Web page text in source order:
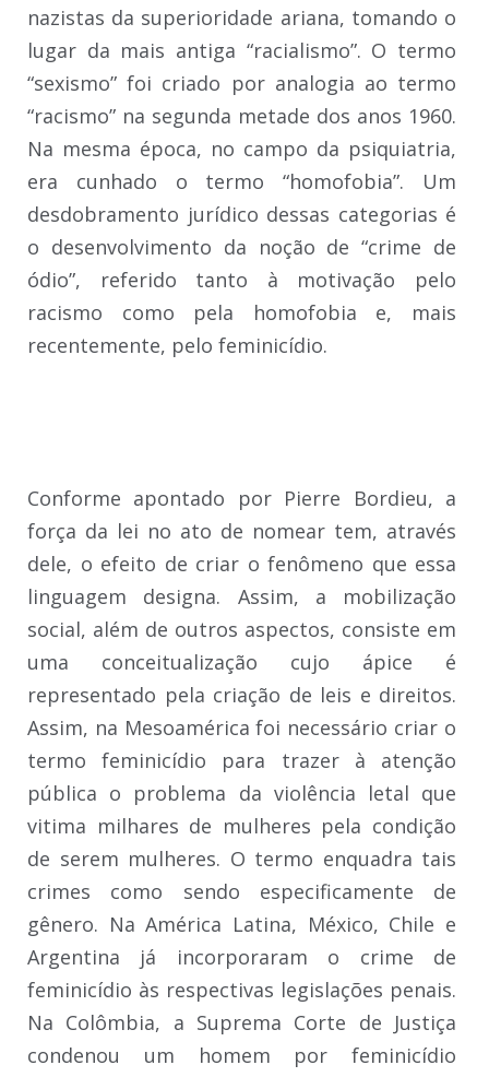
nazistas da superioridade ariana, tomando o
lugar da mais antiga “racialismo”. O termo
“sexismo” foi criado por analogia ao termo
“racismo” na segunda metade dos anos 1960.
Na mesma época, no campo da psiquiatria,
era cunhado o termo “homofobia”. Um
desdobramento jurídico dessas categorias é
o desenvolvimento da noção de “crime de
ódio”, referido tanto à motivação pelo
racismo como pela homofobia e, mais
recentemente, pelo feminicídio.
Conforme apontado por Pierre Bordieu, a
força da lei no ato de nomear tem, através
dele, o efeito de criar o fenômeno que essa
linguagem designa. Assim, a mobilização
social, além de outros aspectos, consiste em
uma conceitualização cujo ápice é
representado pela criação de leis e direitos.
Assim, na Mesoamérica foi necessário criar o
termo feminicídio para trazer à atenção
pública o problema da violência letal que
vitima milhares de mulheres pela condição
de serem mulheres. O termo enquadra tais
crimes como sendo especificamente de
gênero. Na América Latina, México, Chile e
Argentina já incorporaram o crime de
feminicídio às respectivas legislações penais.
Na Colômbia, a Suprema Corte de Justiça
condenou um homem por feminicídio